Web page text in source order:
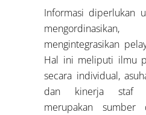
Informasi diperlukan
mengintegrasikan
Hal ini meliputi ilmu
secara individual,
dan kinerja staf
merupakan sumber